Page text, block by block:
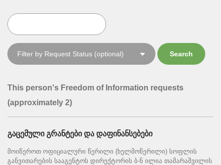
This person's Freedom of Information requests
(approximately 2)
გაცემული გრანტები და დაფინანსებები
მოიწეროთ ოფიციალური წერილი (ხელმოწერილი) სოფლის
განვითარების სააგენტოს დირექტორის ბ-ნ ილია თამარაშვილის